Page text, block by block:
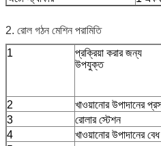
2. রোল গঠন মেশিন পরামিতি
1
প্রক্রিয়া করার জন্য
উপযুক্ত
2
খাওয়ানোর উপাদানের
3
রোলার স্টেশন
4
খাওয়ানোর উপাদানের বেধ